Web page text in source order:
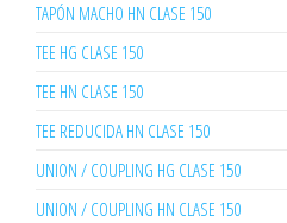
TAPÓN MACHO HN CLASE 150
TEE HG CLASE 150
TEE HN CLASE 150
TEE REDUCIDA HN CLASE 150
UNION / COUPLING HG CLASE 150
UNION / COUPLING HN CLASE 150